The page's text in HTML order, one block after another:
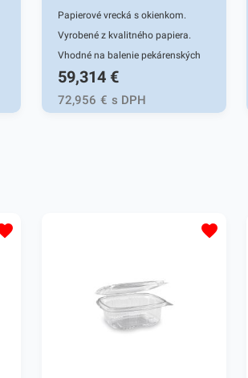
Papierové vrecká s okienkom.
Vyrobené z kvalitného papiera.
Vhodné na balenie pekárenských
výrobkov a pokrmov určených na
rýchly konzum. Balenie do
klasických papierových vreciek
59,314 €
72,956 € s DPH